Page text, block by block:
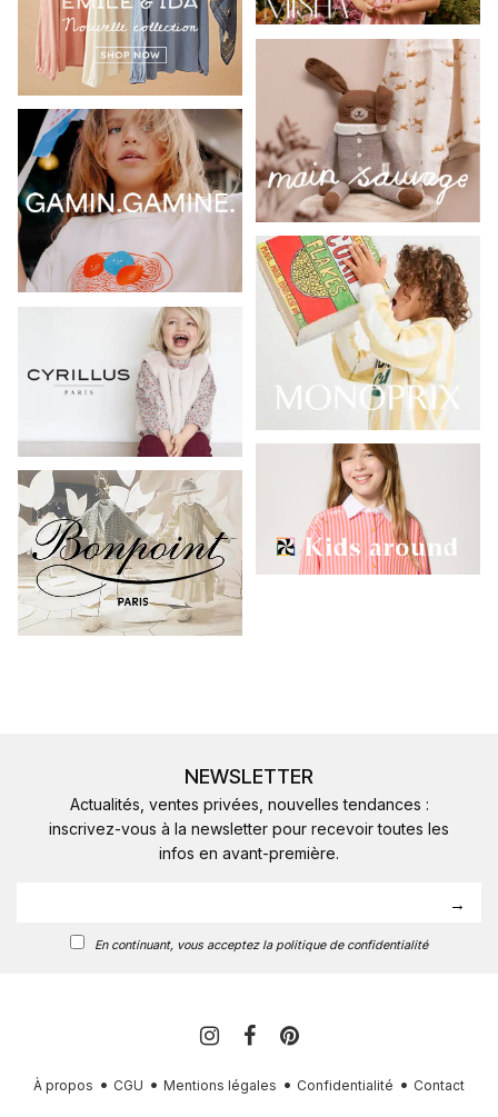
NEWSLETTER
Actualités, ventes privées, nouvelles tendances :
inscrivez-vous à la newsletter pour recevoir toutes les
infos en avant-première.
En continuant, vous acceptez la politique de confidentialité
À propos CGU Mentions légales Confidentialité Contact